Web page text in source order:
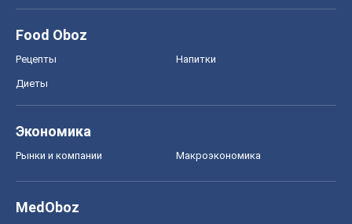
Food Oboz
Рецепты Напитки
Диеты
Экономика
Рынки и компании Mакроэкономика
MedOboz